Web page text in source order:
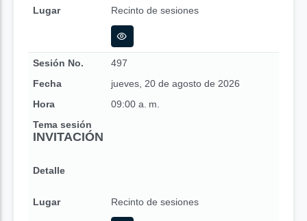
Lugar
Recinto de sesiones
Sesión No.
497
Fecha
jueves, 20 de agosto de 2026
Hora
09:00 a. m.
Tema sesión
INVITACIÓN
Detalle
Lugar Recinto de sesiones